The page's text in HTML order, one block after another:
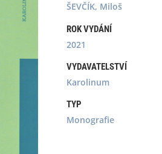
ŠEVČÍK, Miloš
ROK VYDÁNÍ
2021
VYDAVATELSTVÍ
Karolinum
TYP
Monografie